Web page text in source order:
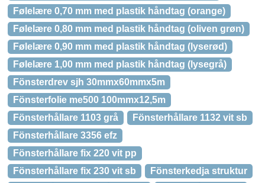
Følelære 0,70 mm med plastik håndtag (orange)
Følelære 0,80 mm med plastik håndtag (oliven grøn)
Følelære 0,90 mm med plastik håndtag (lyserød)
Følelære 1,00 mm med plastik håndtag (lysegrå)
Fönsterdrev sjh 30mmx60mmx5m
Fönsterfolie me500 100mmx12,5m
Fönsterhållare 1103 grå
Fönsterhållare 1132 vit sb
Fönsterhållare 3356 efz
Fönsterhållare fix 220 vit pp
Fönsterhållare fix 230 vit sb
Fönsterkedja struktur